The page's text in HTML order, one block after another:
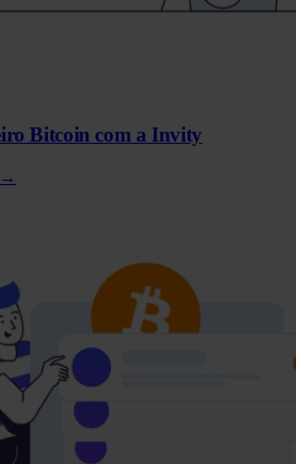
Bitcoin com a Invity
→